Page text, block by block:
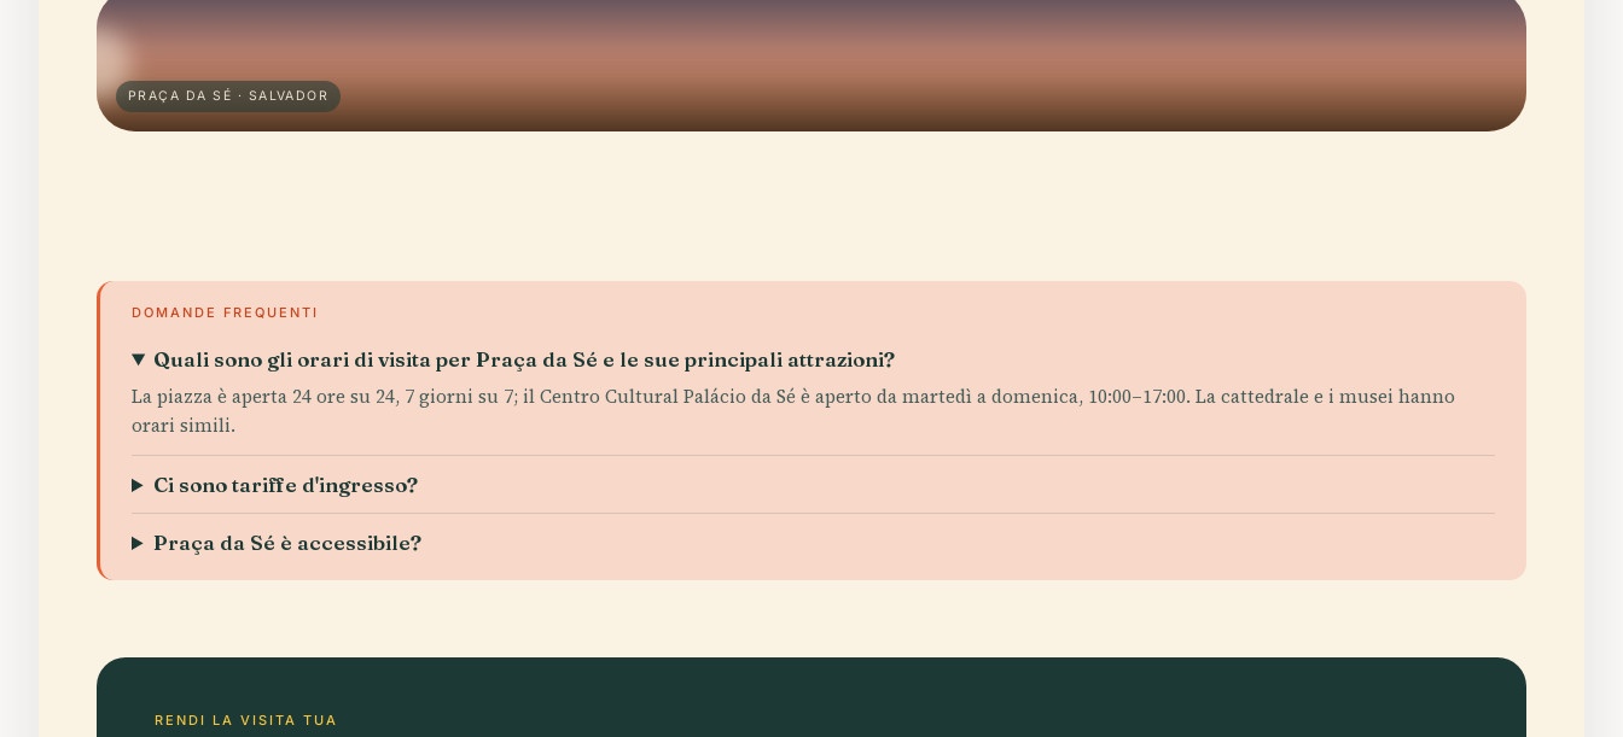
PRAÇA DA SÉ · SALVADOR
DOMANDE FREQUENTI
Quali sono gli orari di visita per Praça da Sé e le sue principali attrazioni?
La piazza è aperta 24 ore su 24, 7 giorni su 7; il Centro Cultural Palácio da Sé è aperto da martedì a domenica, 10:00–17:00. La cattedrale e i musei hanno
orari simili.
Ci sono tariffe d'ingresso?
Praça da Sé è accessibile?
RENDI LA VISITA TUA